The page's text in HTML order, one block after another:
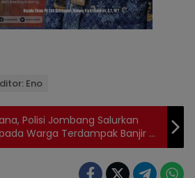
Eno
Polisi Jombang Salurkan
Warga Terdampak Banjir di